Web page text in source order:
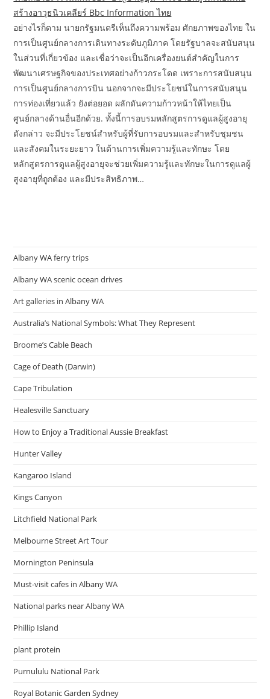
สร้างอาวุธนิวเคลียร์ Bbc Information ไทย
อย่างไรก็ตาม นายกรัฐมนตรีเห็นถึงความพร้อม ศักยภาพของไทย ใน
การเป็นศูนย์กลางการเดินทางระดับภูมิภาค โดยรัฐบาลจะสนับสนุน
ในส่วนที่เกี่ยวข้อง และเชื่อว่าจะเป็นอีกเครื่องยนต์สำคัญในการ
พัฒนาเศรษฐกิจของประเทศอย่างก้าวกระโดด เพราะการสนับสนุน
การเป็นศูนย์กลางการบิน นอกจากจะมีประโยชน์ในการสนับสนุน
การท่องเที่ยวแล้ว ยังต่อยอด ผลักดันความก้าวหน้าให้ไทยเป็น
ศูนย์กลางด้านอื่นอีกด้วย. ทั้งนี้การอบรมหลักสูตรการดูแลผู้สูงอายุ
ดังกล่าว จะมีประโยชน์สำหรับผู้ที่รับการอบรมและสำหรับชุมชน
และสังคมในระยะยาว ในด้านการเพิ่มความรู้และทักษะ โดย
หลักสูตรการดูแลผู้สูงอายุจะช่วยเพิ่มความรู้และทักษะในการดูแลผู้
สูงอายุที่ถูกต้อง และมีประสิทธิภาพ…
Albany WA ferry trips
Albany WA scenic ocean drives
Art galleries in Albany WA
Australia’s National Symbols: What They Represent
Broome’s Cable Beach
Cage of Death (Darwin)
Cape Tribulation
Healesville Sanctuary
How to Enjoy a Traditional Aussie Breakfast
Hunter Valley
Kangaroo Island
Kings Canyon
Litchfield National Park
Melbourne Street Art Tour
Mornington Peninsula
Must-visit cafes in Albany WA
National parks near Albany WA
Phillip Island
plant protein
Purnululu National Park
Royal Botanic Garden Sydney